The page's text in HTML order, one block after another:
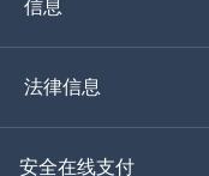
信息
法律信息
安全在线支付